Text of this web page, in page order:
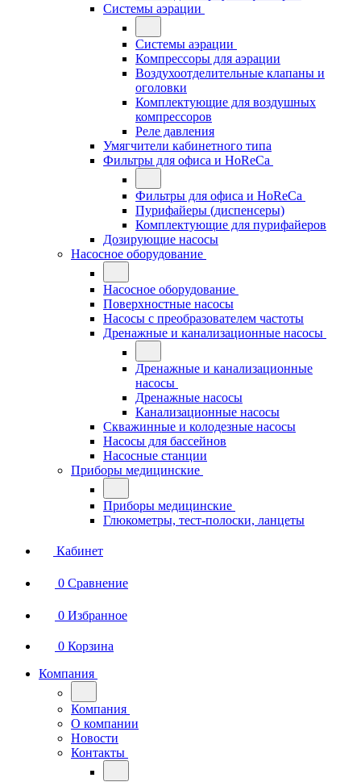
Системы аэрации
Системы аэрации
Компрессоры для аэрации
Воздухоотделительные клапаны и
оголовки
Комплектующие для воздушных
компрессоров
Реле давления
Умягчители кабинетного типа
Фильтры для офиса и HoReCa
Фильтры для офиса и HoReCa
Пурифайеры (диспенсеры)
Комплектующие для пурифайеров
Дозирующие насосы
Насосное оборудование
Насосное оборудование
Поверхностные насосы
Насосы с преобразователем частоты
Дренажные и канализационные насосы
Дренажные и канализационные
насосы
Дренажные насосы
Канализационные насосы
Скважинные и колодезные насосы
Насосы для бассейнов
Насосные станции
Приборы медицинские
Приборы медицинские
Глюкометры, тест-полоски, ланцеты
Кабинет
0 Сравнение
0 Избранное
0 Корзина
Компания
Компания
О компании
Новости
Контакты